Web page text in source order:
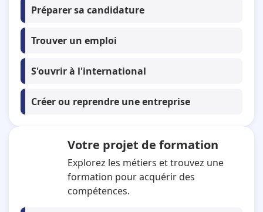
Préparer sa candidature
Trouver un emploi
S'ouvrir à l'international
Créer ou reprendre une entreprise
Votre projet de formation
Explorez les métiers et trouvez une
formation pour acquérir des
compétences.